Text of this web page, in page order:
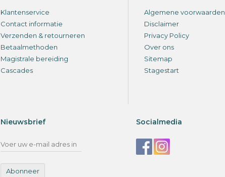
Klantenservice
Contact informatie
Verzenden & retourneren
Betaalmethoden
Magistrale bereiding
Cascades
Algemene voorwaarden
Disclaimer
Privacy Policy
Over ons
Sitemap
Stagestart
Nieuwsbrief
Abonneer
Socialmedia